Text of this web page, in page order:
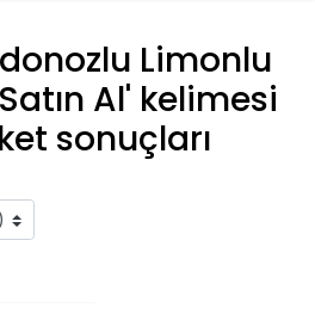
Limonlu
Al' kelimesi
sonuçları